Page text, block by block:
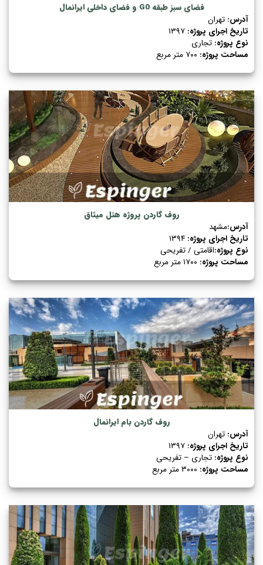
فضای سبز طبقه G0 و فضای داخلی ایرانمال
آدرس: تهران
تاریخ اجرای پروژه:
نوع پروژه: تجاری
مساحت پروژه:
روف گاردن پروژه هتل میثاق
آدرس:مشهد
تاریخ اجرای پروژه:
نوع پروژه:اقامتی / تفریحی
مساحت پروژه:
روف گاردن بام ایرانمال
آدرس: تهران
تاریخ اجرای پروژه:
نوع پروژه: تجاری – تفریحی
مساحت پروژه: